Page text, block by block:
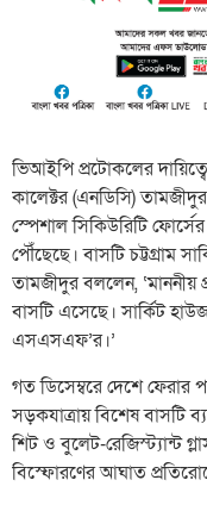
ভিআইপি প্রটোকলের
কালেক্টর (এনডিসি)
স্পেশাল সিকিউরিটি
পৌঁছেছে। বাসটি চট্টগ্রাম
তামজীদুর বললেন, ‘মাননীয়
বাসটি এসেছে। সার্কিট হাউজ
এসএসএফ’র।’
গত ডিসেম্বরে দেশে ফেরার
সড়কযাত্রায় বিশেষ বাসটি
শিট ও বুলেট-রেজিস্ট্যান্ট
বিস্ফোরণের আঘাত